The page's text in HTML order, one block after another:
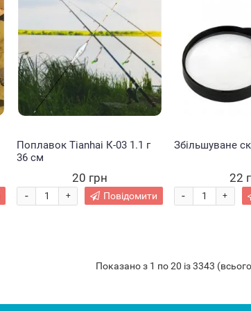
Поплавок Tianhai К-03 1.1 г
36 см
20 грн
+
- Повідомити
Збільшуване
22
+
-
Показано з 1 по 20 із 3343